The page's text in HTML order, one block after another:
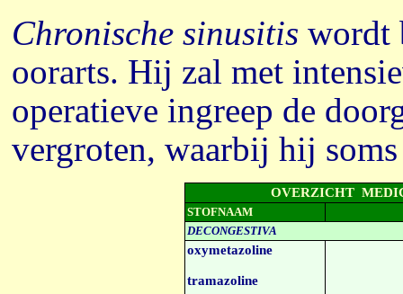
Chronische sinusitis wordt
oorarts. Hij zal met
operatieve ingreep de
vergroten, waarbij hij
OVERZICHT
STOFNAAM
DECONGESTIVA
oxymetazoline
tramazoline